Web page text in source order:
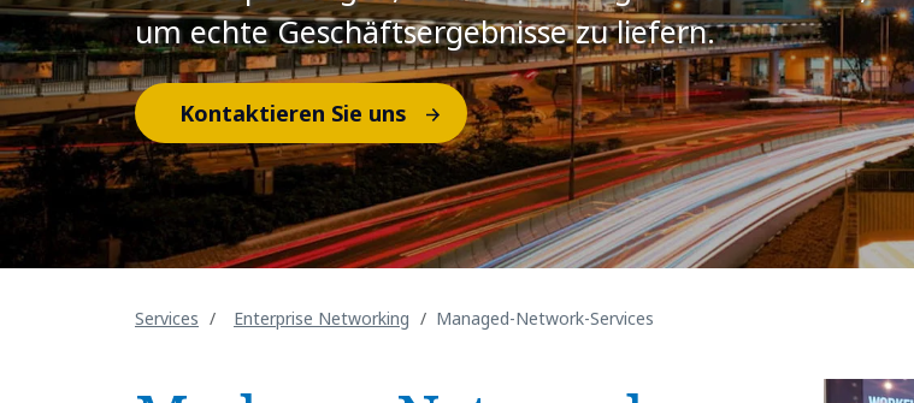
um echte Geschäftsergebnisse zu liefern.
Kontaktieren Sie uns
Services Enterprise Networking Managed-Network-Services